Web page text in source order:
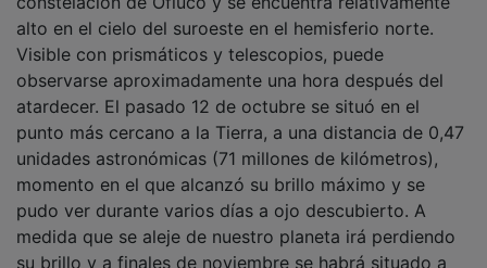
alto en el cielo del suroeste en el hemisferio norte.
Visible con prismáticos y telescopios, puede
observarse aproximadamente una hora después del
atardecer. El pasado 12 de octubre se situó en el
punto más cercano a la Tierra, a una distancia de 0,47
unidades astronómicas (71 millones de kilómetros),
momento en el que alcanzó su brillo máximo y se
pudo ver durante varios días a ojo descubierto. A
medida que se aleje de nuestro planeta irá perdiendo
su brillo y a finales de noviembre se habrá situado a